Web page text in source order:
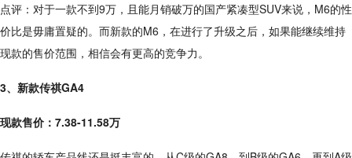
点评：对于一款不到9万，且能月销破万的国产紧凑型SUV来说，M6的性
价比是毋庸置疑的。而新款的M6，在进行了升级之后，如果能继续维持
现款的售价范围，相信会有更高的竞争力。
3、新款传祺GA4
现款售价：7.38-11.58万